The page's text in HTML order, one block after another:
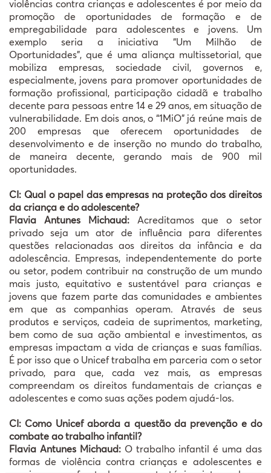
violências contra crianças e adolescentes é por meio da
promoção de oportunidades de formação e de
empregabilidade para adolescentes e jovens. Um
exemplo seria a iniciativa “Um Milhão de
Oportunidades”, que é uma aliança multissetorial, que
mobiliza empresas, sociedade civil, governos e,
especialmente, jovens para promover oportunidades de
formação profissional, participação cidadã e trabalho
decente para pessoas entre 14 e 29 anos, em situação de
vulnerabilidade. Em dois anos, o “1MiO” já reúne mais de
200 empresas que oferecem oportunidades de
desenvolvimento e de inserção no mundo do trabalho,
de maneira decente, gerando mais de 900 mil
oportunidades.
CI: Qual o papel das empresas na proteção dos direitos
da criança e do adolescente?
Flavia Antunes Michaud:Acreditamos que o setor
privado seja um ator de influência para diferentes
questões relacionadas aos direitos da infância e da
adolescência. Empresas, independentemente do porte
ou setor, podem contribuir na construção de um mundo
mais justo, equitativo e sustentável para crianças e
jovens que fazem parte das comunidades e ambientes
em que as companhias operam. Através de seus
produtos e serviços, cadeia de suprimentos, marketing,
bem como de sua ação ambiental e investimentos, as
empresas impactam a vida de crianças e suas famílias.
É por isso que o Unicef trabalha em parceria com o setor
privado, para que, cada vez mais, as empresas
compreendam os direitos fundamentais de crianças e
adolescentes e como suas ações podem ajudá-los.
CI: Como Unicef aborda a questão da prevenção e do
combate ao trabalho infantil?
Flavia Antunes Michaud: O trabalho infantil é uma das
formas de violência contra crianças e adolescentes e